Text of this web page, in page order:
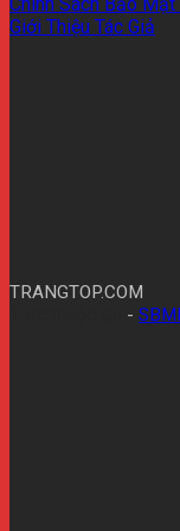
Chính Sách Bảo
Giới Thiệu Tác Giả
TRANGTOP.COM
-